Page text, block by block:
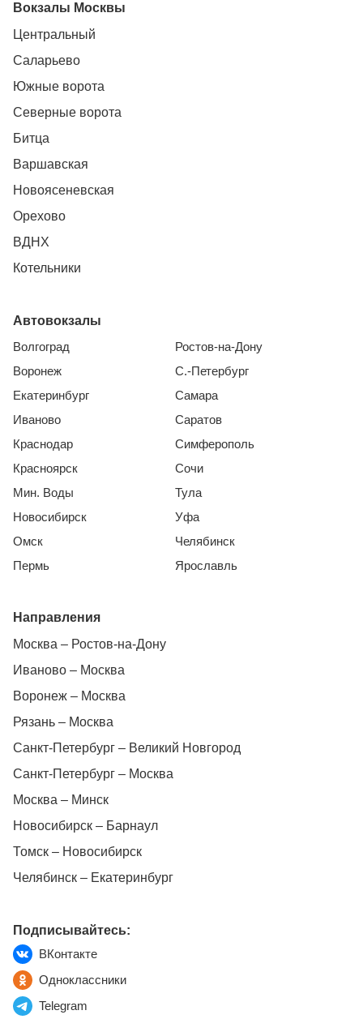
Вокзалы Москвы
Центральный
Саларьево
Южные ворота
Северные ворота
Битца
Варшавская
Новоясеневская
Орехово
ВДНХ
Котельники
Автовокзалы
Волгоград
Воронеж
Екатеринбург
Иваново
Краснодар
Красноярск
Мин. Воды
Новосибирск
Омск
Пермь
Ростов-на-Дону
С.-Петербург
Самара
Саратов
Симферополь
Сочи
Тула
Уфа
Челябинск
Ярославль
Направления
Москва – Ростов-на-Дону
Иваново – Москва
Воронеж – Москва
Рязань – Москва
Санкт-Петербург – Великий Новгород
Санкт-Петербург – Москва
Москва – Минск
Новосибирск – Барнаул
Томск – Новосибирск
Челябинск – Екатеринбург
Подписывайтесь:
ВКонтакте
Одноклассники
Telegram